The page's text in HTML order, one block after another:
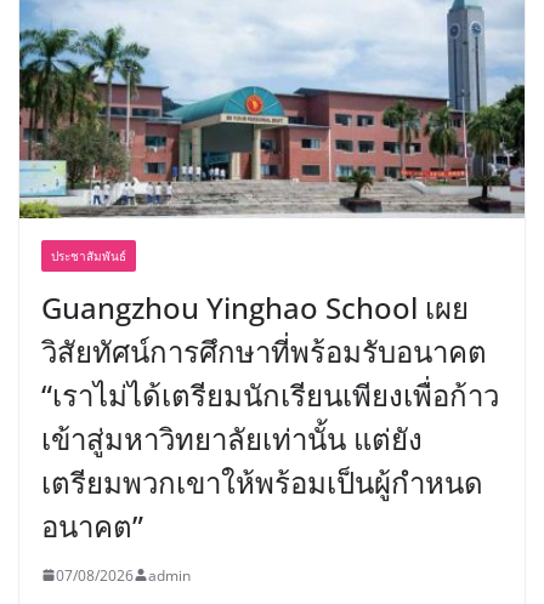
ประชาสัมพันธ์
Guangzhou Yinghao School เผย
วิสัยทัศน์การศึกษาที่พร้อมรับอนาคต
“เราไม่ได้เตรียมนักเรียนเพียงเพื่อก้าว
เข้าสู่มหาวิทยาลัยเท่านั้น แต่ยัง
เตรียมพวกเขาให้พร้อมเป็นผู้กำหนด
อนาคต”
07/08/2026 admin